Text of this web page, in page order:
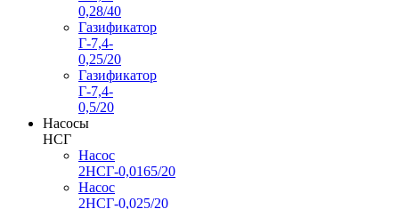
0,28/40
Газификатор
Г-7,4-
0,25/20
Газификатор
Г-7,4-
0,5/20
Насосы
НСГ
Насос
2НСГ-0,0165/20
Насос
2НСГ-0,025/20